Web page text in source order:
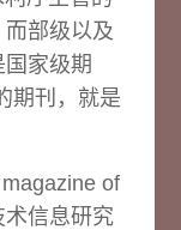
部级以及
家级期
期刊，就是
of
术信息研究